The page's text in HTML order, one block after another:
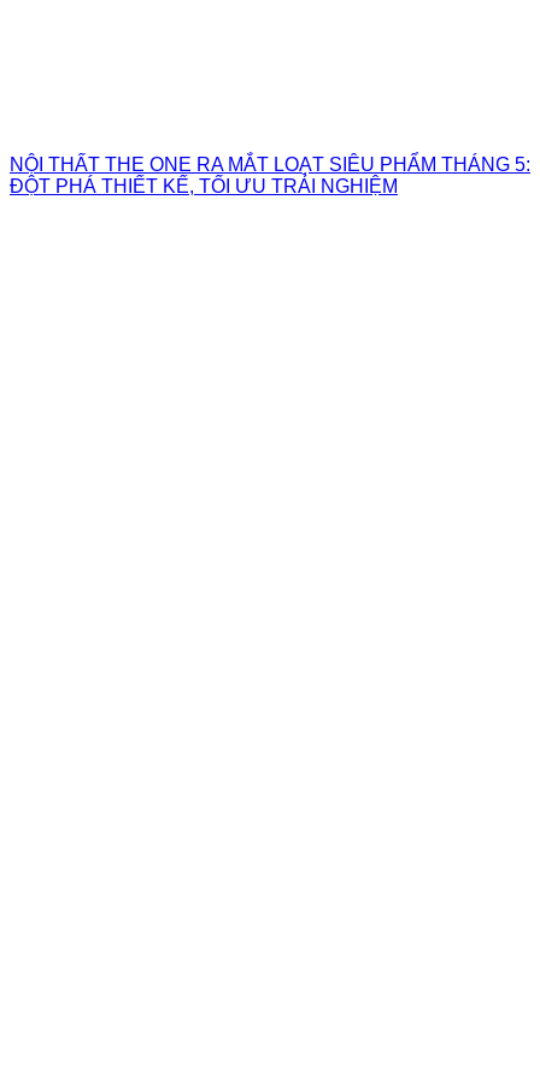
NỘI THẤT THE ONE RA MẮT LOẠT SIÊU PHẨM THÁNG 5:
ĐỘT PHÁ THIẾT KẾ, TỐI ƯU TRẢI NGHIỆM